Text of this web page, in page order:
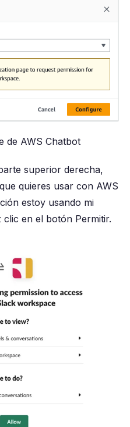
de AWS Chatbot
superior derecha,
quieres usar con AWS
estoy usando mi
en el botón Permitir.